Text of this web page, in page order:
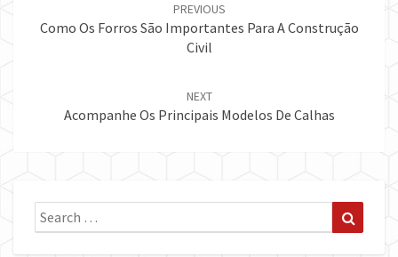
PREVIOUS
Como Os Forros São Importantes Para A Construção
Civil
NEXT
Acompanhe Os Principais Modelos De Calhas
Search
for: